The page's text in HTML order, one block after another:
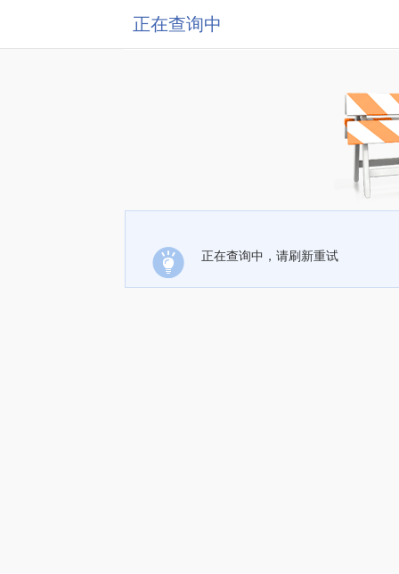
正在查询中
正在查询中，请刷新重试